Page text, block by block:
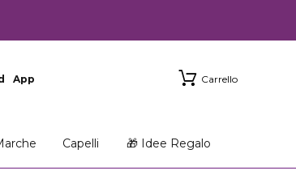
App Carrello
Capelli 🎁 Idee Regalo